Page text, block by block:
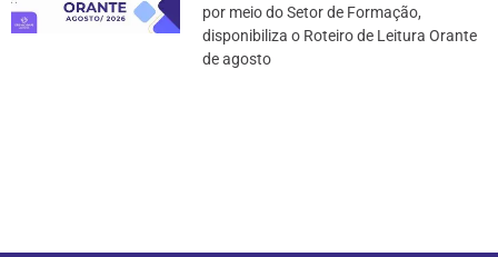
por meio do Setor de Formação,
disponibiliza o Roteiro de Leitura Orante
de agosto